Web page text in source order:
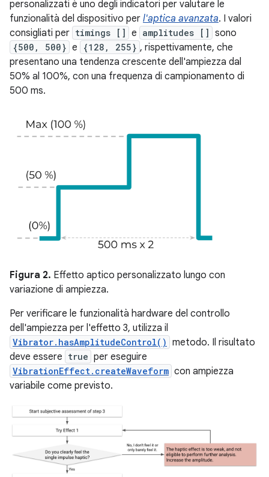
personalizzati è uno degli indicatori per valutare le
funzionalità del dispositivo per l'aptica avanzata. I valori
consigliati per timings [] e amplitudes [] sono
{500, 500} e {128, 255} , rispettivamente, che
presentano una tendenza crescente dell'ampiezza dal
50% al 100%, con una frequenza di campionamento di
500 ms.
Figura 2. Effetto aptico personalizzato lungo con
variazione di ampiezza.
Per verificare le funzionalità hardware del controllo
dell'ampiezza per l'effetto 3, utilizza il
Vibrator.hasAmplitudeControl() metodo. Il risultato
deve essere true per eseguire
VibrationEffect.createWaveform con ampiezza
variabile come previsto.